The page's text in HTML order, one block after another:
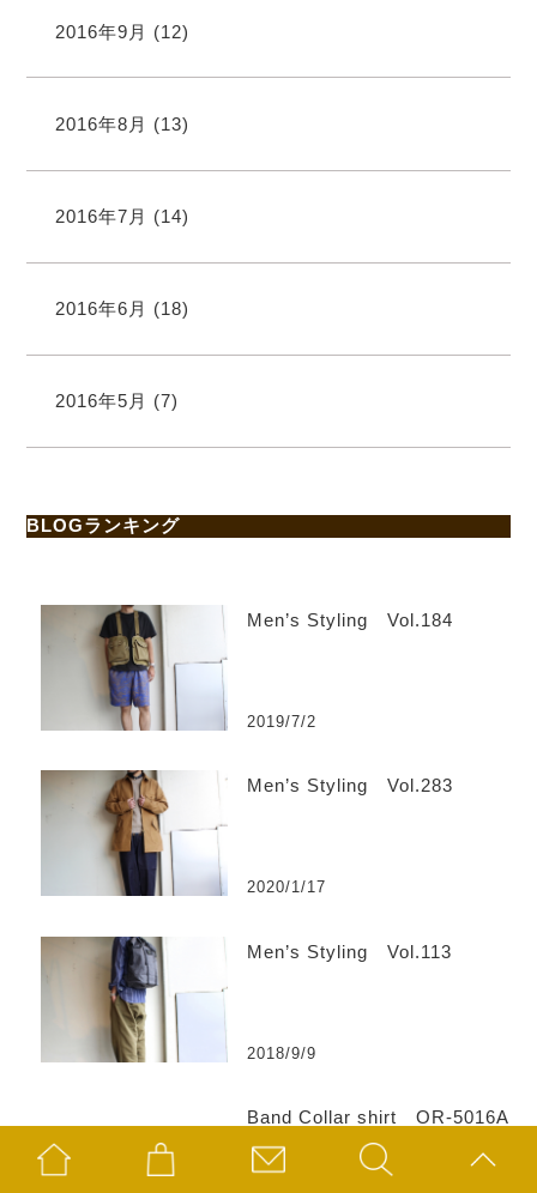
2016年9月 (12)
2016年8月 (13)
2016年7月 (14)
2016年6月 (18)
2016年5月 (7)
BLOGランキング
Men’s Styling Vol.184
2019/7/2
Men’s Styling Vol.283
2020/1/17
Men’s Styling Vol.113
2018/9/9
Band Collar shirt OR-5016A
（ORGUEIL / オルゲイユ）
【Men’s】